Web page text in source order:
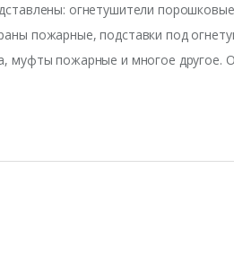
огнетушители
пожарные, подставки под
муфты пожарные и многое другое.